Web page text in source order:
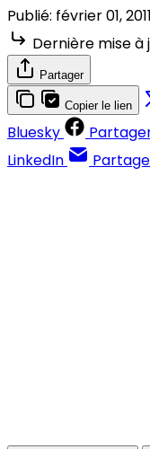
Publié: février 01,
Dernière mise à
Partager
Copier le lien
Bluesky
LinkedIn